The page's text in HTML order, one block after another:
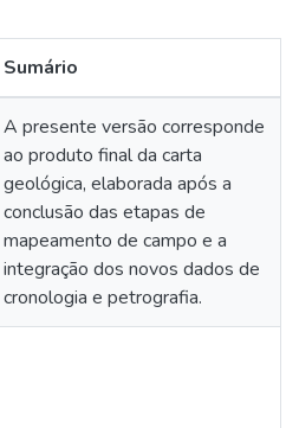
Sumário
A presente versão corresponde
ao produto final da carta
geológica, elaborada após a
conclusão das etapas de
mapeamento de campo e a
integração dos novos dados de
cronologia e petrografia.